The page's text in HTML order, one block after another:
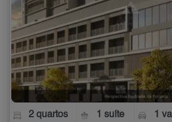
2 quartos 1 suíte 1